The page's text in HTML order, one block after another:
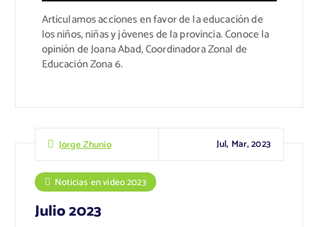
Articulamos acciones en favor de la educación de
los niños, niñas y jóvenes de la provincia. Conoce la
opinión de Joana Abad, Coordinadora Zonal de
Educación Zona 6.
Jorge Zhunio Jul, Mar, 2023
Noticias en video 2023
Julio 2023